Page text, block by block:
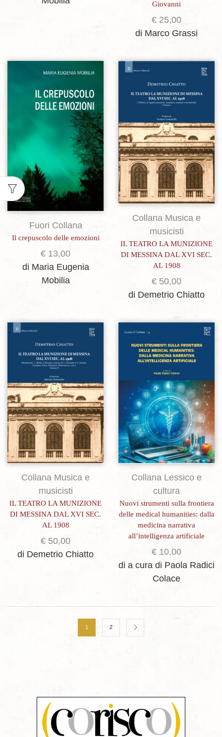
Giovanni
€ 25,00
di Marco Grassi
Aggiungi alla lista dei desideri
Fuori Collana
Il crepuscolo delle emozioni
€ 13,00
di Maria Eugenia
Mobilia
Aggiungi alla lista dei desideri
Collana Musica e
musicisti
IL TEATRO LA MUNIZIONE
DI MESSINA DAL XVI SEC.
AL 1908
€ 50,00
di Demetrio Chiatto
Aggiungi alla lista dei desideri
Collana Musica e
musicisti
IL TEATRO LA MUNIZIONE
DI MESSINA DAL XVI SEC.
AL 1908
€ 50,00
di Demetrio Chiatto
Aggiungi alla lista dei desideri
Collana Lessico e
cultura
Nuovi strumenti sulla frontiera
delle medical humanities: dalla
medicina narrativa
all’intelligenza artificiale
€ 10,00
di a cura di Paola Radici
Colace
1 2